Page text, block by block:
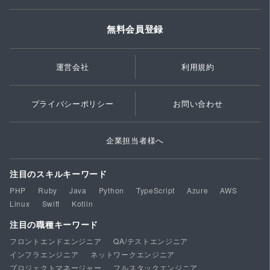
無料会員登録
運営会社 利用規約
プライバシーポリシー お問い合わせ
企業担当者様へ
注目のスキルキーワード
PHP Ruby Java Python TypeScript Azure
AWS
Linux
Swift Kotlin
注目の職種キーワード
フロントエンドエンジニア
QA/テストエンジニア
インフラエンジニア
ネットワークエンジニア
プロジェクトマネージャー
フルスタックエンジニア